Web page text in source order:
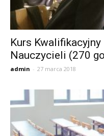
Kurs
Nauczycieli (270
admin - 27 marca 2018